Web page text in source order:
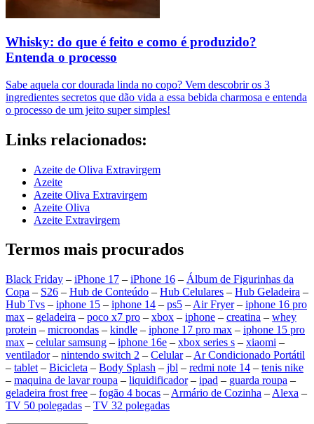
Whisky: do que é feito e como é produzido?
Entenda o processo
Sabe aquela cor dourada linda no copo? Vem descobrir os 3
ingredientes secretos que dão vida a essa bebida charmosa e entenda
o processo de um jeito super simples!
Links relacionados:
Azeite de Oliva Extravirgem
Azeite
Azeite Oliva Extravirgem
Azeite Oliva
Azeite Extravirgem
Termos mais procurados
Black Friday – iPhone 17 – iPhone 16 – Álbum de Figurinhas da
Copa – S26 – Hub de Conteúdo – Hub Celulares – Hub Geladeira –
Hub Tvs – iphone 15 – iphone 14 – ps5 – Air Fryer– iphone 16 pro
max – geladeira – poco x7 pro – xbox – iphone – creatina – whey
protein – microondas – kindle – iphone 17 pro max – iphone 15 pro
max – celular samsung – iphone 16e – xbox series s – xiaomi –
ventilador– nintendo switch 2 – Celular– Ar Condicionado Portátil
– tablet – Bicicleta – Body Splash – jbl – redmi note 14 – tenis nike
– maquina de lavar roupa – liquidificador– ipad – guarda roupa –
geladeira frost free – fogão 4 bocas – Armário de Cozinha – Alexa –
TV 50 polegadas – TV 32 polegadas